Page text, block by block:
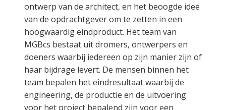
ontwerp van de architect, en het beoogde idee
van de opdrachtgever om te zetten in een
hoogwaardig eindproduct. Het team van
MGBcs bestaat uit dromers, ontwerpers en
doeners waarbij iedereen op zijn manier zijn of
haar bijdrage levert. De mensen binnen het
team bepalen het eindresultaat waarbij de
engineering, de productie en de uitvoering
voor het project bepalend zijn voor een